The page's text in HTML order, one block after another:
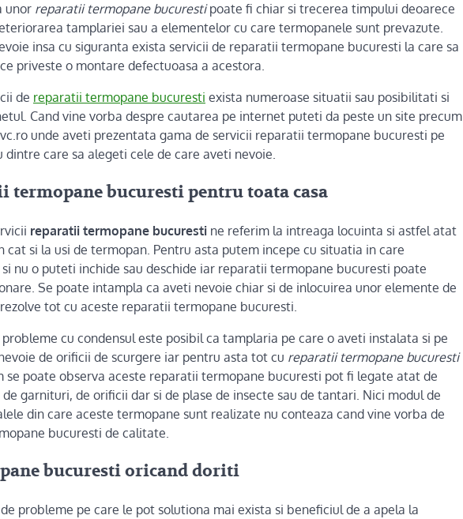
unor reparatii termopane bucurestipoate fi chiar si trecerea timpului deoarece
tamplariei sau a elementelor cu care termopanele sunt prevazute.
insa cu siguranta exista servicii de reparatii termopane bucuresti la care sa
priveste o montare defectuoasa a acestora.
de reparatii termopane bucuresti exista numeroase situatii sau posibilitati si
Cand vine vorba despre cautarea pe internet puteti da peste un site precum
unde aveti prezentata gama de servicii reparatii termopane bucuresti pe
dintre care sa alegeti cele de care aveti nevoie.
termopane bucuresti pentru toata casa
reparatii termopane bucuresti ne referim la intreaga locuinta si astfel atat
cat si la usi de termopan. Pentru asta putem incepe cu situatia in care
nu o puteti inchide sau deschide iar reparatii termopane bucuresti poate
Se poate intampla ca aveti nevoie chiar si de inlocuirea unor elemente de
tot cu aceste reparatii termopane bucuresti.
cu condensul este posibil ca tamplaria pe care o aveti instalata si pe
de orificii de scurgere iar pentru asta tot cu reparatii termopane bucuresti
se poate observa aceste reparatii termopane bucuresti pot fi legate atat de
garnituri, de orificii dar si de plase de insecte sau de tantari. Nici modul de
din care aceste termopane sunt realizate nu conteaza cand vine vorba de
bucuresti de calitate.
bucuresti oricand doriti
probleme pe care le pot solutiona mai exista si beneficiul de a apela la